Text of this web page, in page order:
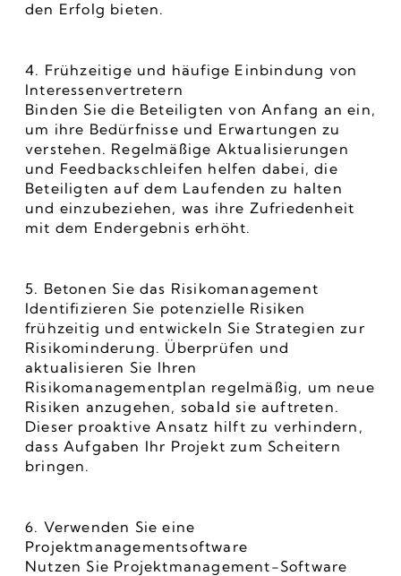
den Erfolg bieten.
4. Frühzeitige und häufige Einbindung von
Interessenvertretern
Binden Sie die Beteiligten von Anfang an ein,
um ihre Bedürfnisse und Erwartungen zu
verstehen. Regelmäßige Aktualisierungen
und Feedbackschleifen helfen dabei, die
Beteiligten auf dem Laufenden zu halten
und einzubeziehen, was ihre Zufriedenheit
mit dem Endergebnis erhöht.
5. Betonen Sie das Risikomanagement
Identifizieren Sie potenzielle Risiken
frühzeitig und entwickeln Sie Strategien zur
Risikominderung. Überprüfen und
aktualisieren Sie Ihren
Risikomanagementplan regelmäßig, um neue
Risiken anzugehen, sobald sie auftreten.
Dieser proaktive Ansatz hilft zu verhindern,
dass Aufgaben Ihr Projekt zum Scheitern
bringen.
6. Verwenden Sie eine
Projektmanagementsoftware
Nutzen Sie Projektmanagement-Software